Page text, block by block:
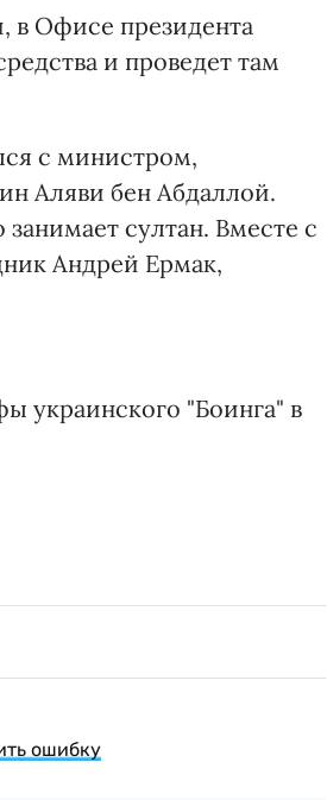
в Офисе президента
и проведет там
с министром,
Аляви бен Абдаллой.
султан. Вместе с
Андрей Ермак,
украинского "Боинга" в
ошибку